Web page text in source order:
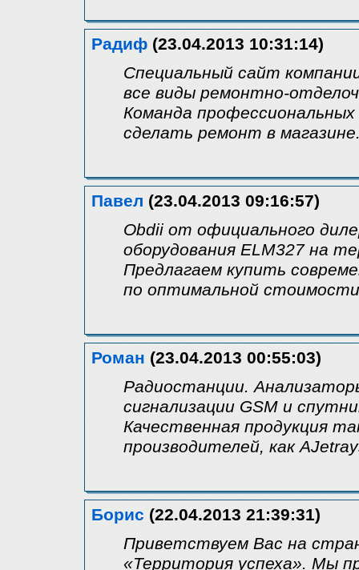
Радиф (23.04.2013 10:31:14)
Специальный сайт
все виды ремонтно-
Команда
сделать ремонт в
Павел (23.04.2013 09:16:57)
Obdii от официального
оборудования ELM327 на
Предлагаем купить
по оптимальной
Роман (23.04.2013 00:55:03)
Радиостанции.
сигнализации GSM и
Качественная продукция
производителей, как
Борис (22.04.2013 21:39:31)
Приветствуем Вас на
«Территория успеха». Мы